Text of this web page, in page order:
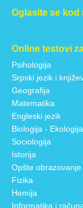
Oglasite se kod
Online testovi
Psihologija
Srpski jezik i
Geografija
Matematika
Engleski jezik
Biologija -
Sociologija
Istorija
Opšte
Fizika
Hemija
Informatika i